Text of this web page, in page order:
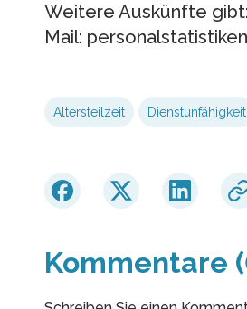
Weitere Auskünfte
Mail:
Altersteilzeit Dienstunfähigkeit
Kommentare